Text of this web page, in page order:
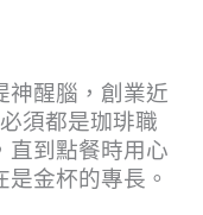
神醒腦，創業近
須都是珈琲職
直到點餐時用心
金杯的專長。